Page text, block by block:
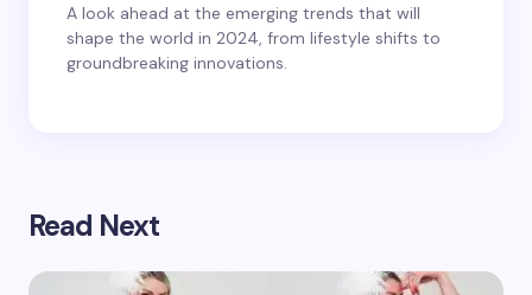
A look ahead at the emerging trends that will
shape the world in 2024, from lifestyle shifts to
groundbreaking innovations.
Read Next